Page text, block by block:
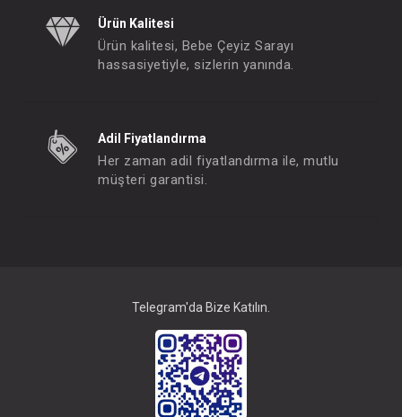
Ürün Kalitesi
Ürün kalitesi, Bebe Çeyiz Sarayı
hassasiyetiyle, sizlerin yanında.
Adil Fiyatlandırma
Her zaman adil fiyatlandırma ile, mutlu
müşteri garantisi.
Telegram'da Bize Katılın.